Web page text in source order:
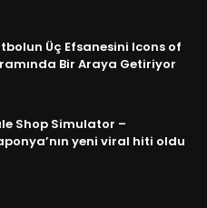
Üç Efsanesini Icons of
Bir Araya Getiriyor
Shop Simulator –
yeni viral hiti oldu